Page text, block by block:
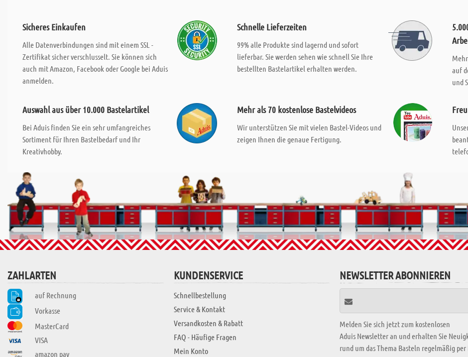
Sicheres Einkaufen
Alle Datenverbindungen sind mit einem SSL -
Zertifikat sicher verschlusselt. Sie können sich
auch mit Amazon, Facebook oder Google bei Aduis
anmelden.
Schnelle Lieferzeiten
99% alle Produkte sind lagernd und sofort
lieferbar. Sie werden sehen wie schnell Sie Ihre
bestellten Bastelartikel erhalten werden.
auf
und
Auswahl aus über 10.000 Bastelartikel
Bei Aduis finden Sie ein sehr umfangreiches
Sortiment für Ihren Bastelbedarf und Ihr
Kreativhobby.
Mehr als 70 kostenlose Bastelvideos
Wir unterstützen Sie mit vielen Bastel-Videos und
zeigen Ihnen die genaue Fertigung.
ZAHLARTEN
auf Rechnung
Vorkasse
MasterCard
VISA
amazon pay
KUNDENSERVICE
Schnellbestellung
Service & Kontakt
Versandkosten & Rabatt
FAQ - Häufige Fragen
Mein Konto
NEWSLETTER ABONNIEREN
Melden Sie sich jetzt zum kostenlosen
Aduis Newsletter an und erhalten Sie
rund um das Thema Basteln regelmäßig per